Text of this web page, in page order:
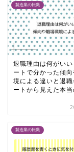
製造業の転職
退職理由は何がいい
ートで分かった傾
境による違いと退職
ートから見えた本当
製造業の転職